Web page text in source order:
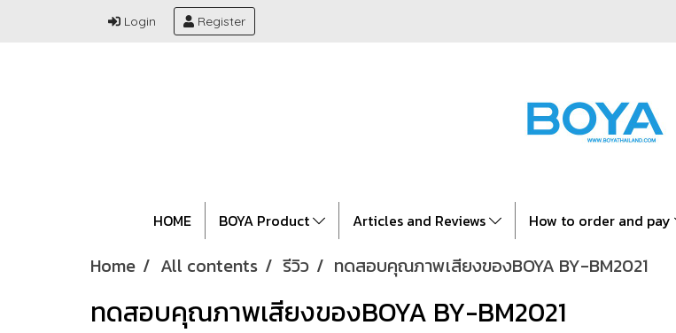
Login Register
HOME BOYA Product Articles and Reviews How to order and pay
Home All contents รีวิว ทดสอบคุณภาพเสียงของBOYA BY-BM2021
ทดสอบคุณภาพเสียงของBOYA BY-BM2021